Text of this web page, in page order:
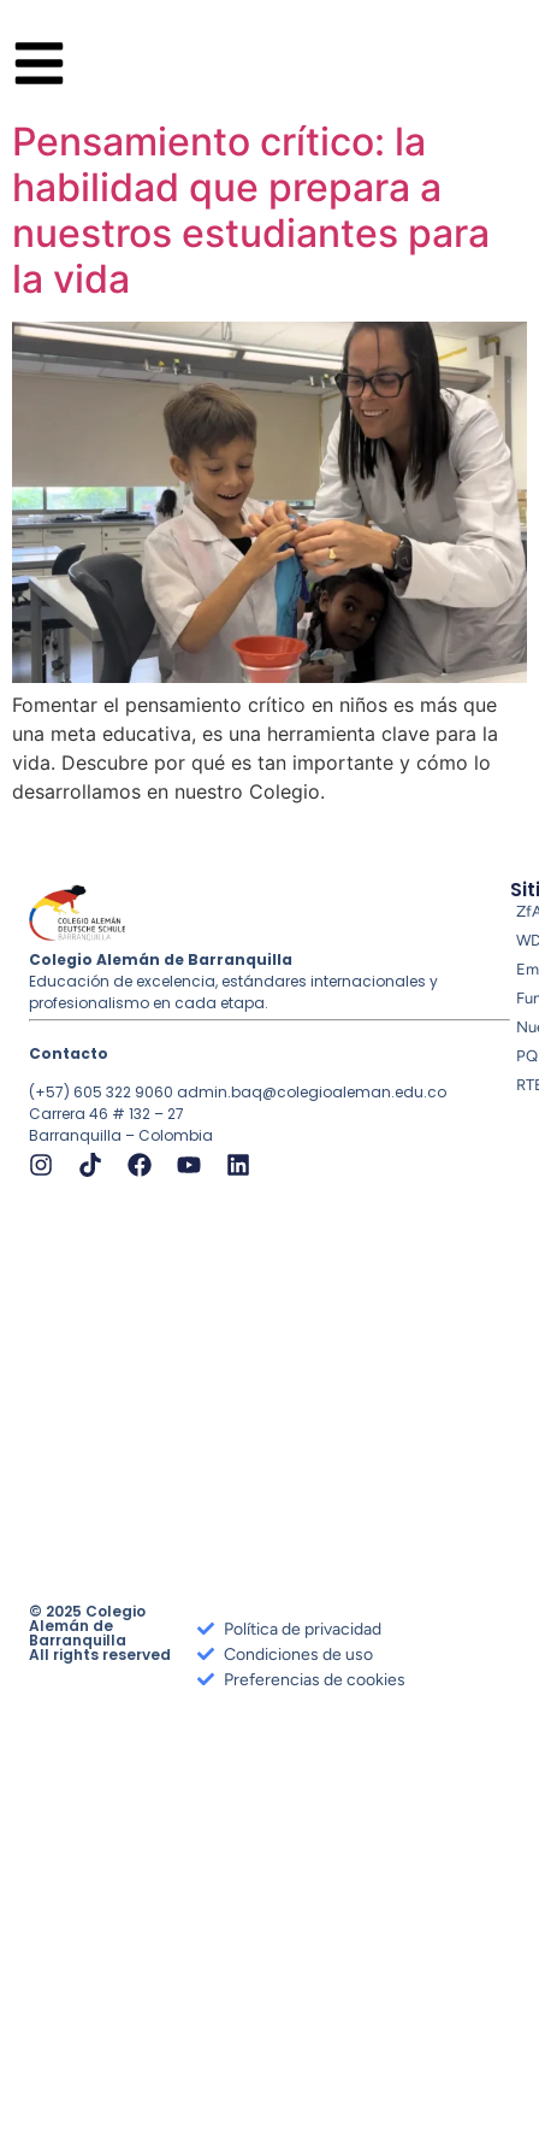
Pensamiento crítico: la
habilidad que prepara a
nuestros estudiantes para
la vida
Fomentar el pensamiento crítico en niños es más que
una meta educativa, es una herramienta clave para la
vida. Descubre por qué es tan importante y cómo lo
desarrollamos en nuestro Colegio.
Colegio Alemán de Barranquilla
Educación de excelencia, estándares internacionales y
profesionalismo en cada etapa.
Contacto
(+57) 605 322 9060 admin.baq@colegioaleman.edu.co
Carrera 46 # 132 – 27
Barranquilla – Colombia
© 2025 Colegio
Alemán de
Barranquilla
All rights reserved
Política de privacidad
Condiciones de uso
Preferencias de cookies